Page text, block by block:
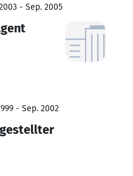
- Sep. 2005
- Sep. 2002